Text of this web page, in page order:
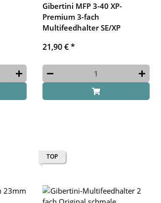
Gibertini MFP 3-40 XP-
Premium 3-fach
Multifeedhalter SE/XP
21,90 €*
TOP